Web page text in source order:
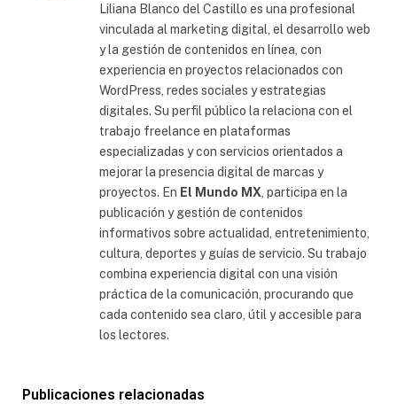
Liliana Blanco del Castillo es una profesional
vinculada al marketing digital, el desarrollo web
y la gestión de contenidos en línea, con
experiencia en proyectos relacionados con
WordPress, redes sociales y estrategias
digitales. Su perfil público la relaciona con el
trabajo freelance en plataformas
especializadas y con servicios orientados a
mejorar la presencia digital de marcas y
proyectos. En El Mundo MX , participa en la
publicación y gestión de contenidos
informativos sobre actualidad, entretenimiento,
cultura, deportes y guías de servicio. Su trabajo
combina experiencia digital con una visión
práctica de la comunicación, procurando que
cada contenido sea claro, útil y accesible para
los lectores.
Publicaciones relacionadas